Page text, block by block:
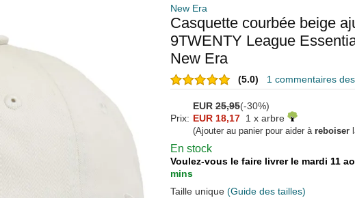
New Era
Casquette courbée beige
9TWENTY League
New Era
(5.0) 1 commentaires
EUR 25,95(-30%)
Prix: EUR 18,17 1 x arbre
(Ajouter au panier pour aider à reboiser
En stock
Voulez-vous le faire livrer le mardi 11
mins
Taille unique (Guide des tailles)